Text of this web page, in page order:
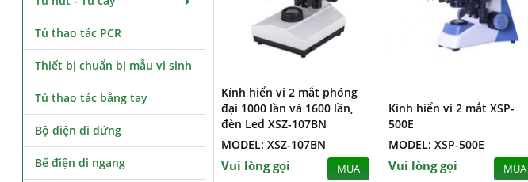
Kính hiển vi 2 mắt phóng
đại 1000 lần và 1600 lần,
đèn Led XSZ-107BN
MODEL: XSZ-107BN
Vui lòng gọi MUA
Kính hiển vi 2 mắt XSP-
500E
MODEL: XSP-500E
Vui lòng gọi MUA
Tủ thao tác PCR
Thiết bị chuẩn bị mẫu vi sinh
Tủ thao tác bằng tay
Bộ điện di đứng
Bể điện di ngang